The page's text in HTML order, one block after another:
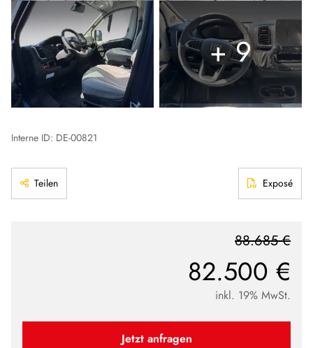
+ 9
Interne ID: DE-00821
Teilen Exposé
82.500 €
88.685 €
inkl. 19% MwSt.
Jetzt anfragen